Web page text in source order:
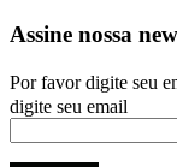
Assine nossa
Por favor digite seu
digite seu email